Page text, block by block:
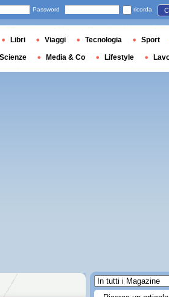
Password ricorda
Libri Viaggi Tecnologia Sport
Scienze Media & Co Lifestyle